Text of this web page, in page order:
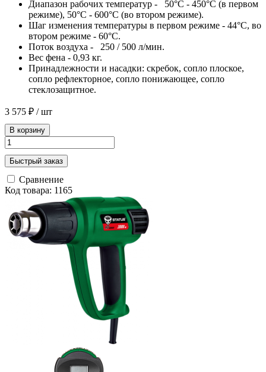
Диапазон рабочих температур - 50°С - 450°С (в первом
режиме), 50°С - 600°С (во втором режиме).
Шаг изменения температуры в первом режиме - 44°С, во
втором режиме - 60°С.
Поток воздуха - 250 / 500 л/мин.
Вес фена - 0,93 кг.
Принадлежности и насадки: скребок, сопло плоское,
сопло рефлекторное, сопло понижающее, сопло
стеклозащитное.
3 575 ₽ / шт
В корзину
Быстрый заказ
Сравнение
Код товара: 1165